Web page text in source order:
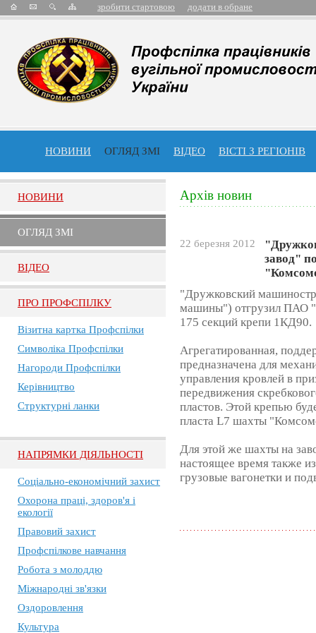
зробити стартовою додати в обране
НОВИНИ ОГЛЯД ЗМІ ВІДЕО ВІСТІ З РЕГІОНІВ
НОВИНИ
ОГЛЯД ЗМI
ВIДЕО
ПРО ПРОФСПIЛКУ
Візитна картка Профспілки
Символіка Профспілки
Нагороди Профспілки
Керівництво
Структурні ланки
НАПРЯМКИ ДІЯЛЬНОСТІ
Соціально-економічний захист
Охорона праці, здоров'я і
екології
Правовий захист
Профспілкове навчання
Робота з молоддю
Міжнародні зв'язки
Оздоровлення
Культура
Архів новин
22 березня 2012
завод"
"Дружковский
машины") отгрузил ПАО
175 секций крепи 1КД90.
Aгрегатированная,
предназначена для
управления кровлей в
передвижения
пластов. Этой крепью
пласта L7 шахты
Для этой же шахты на
настоящее время также
грузовые вагонетки и